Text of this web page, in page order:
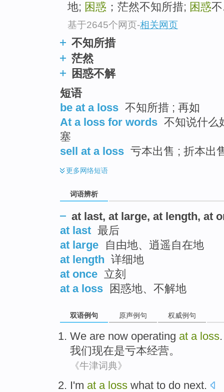
地; 困惑 ；茫然不知所措; 困惑
基于2645个网页-相关网页
不知所措
茫然
困惑不解
短语
be at a loss 不知所措 ; 再如
At a loss for words 不知说什么
塞
sell at a loss 亏本出售 ; 折本出
更多网络短语
词语辨析
at last, at large, at length, at
at last 最后
at large
自由地、逍遥自在地
at length 详细地
at once 立刻
at a loss
困惑地、不解地
双语例句 原声例句 权威例句
We are now operating at a loss.
我们现在是亏本经营。
《牛津词典》
I'm at a loss what to do next.